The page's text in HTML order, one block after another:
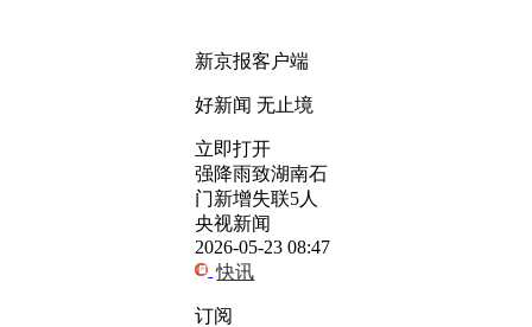
新京报客户端
好新闻 无止境
立即打开
强降雨致湖南石
门新增失联5人
央视新闻
2026-05-23 08:47
快讯
订阅